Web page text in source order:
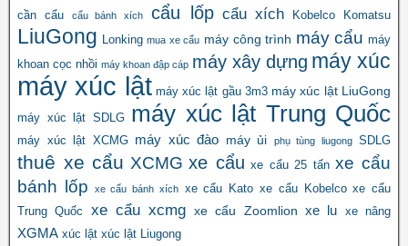
cần cẩu cẩu bánh xích cẩu lốp cẩu xích Kobelco Komatsu
LiuGong Lonking mua xe cẩu máy công trình máy cẩu máy
khoan cọc nhồi máy khoan đập cáp máy xây dựng máy xúc
máy xúc lật máy xúc lật gầu 3m3 máy xúc lật LiuGong
máy xúc lật SDLG máy xúc lật Trung Quốc
máy xúc lật XCMG máy xúc đào máy ủi phụ tùng liugong SDLG
thuê xe cẩu XCMG xe cẩu xe cẩu 25 tấn xe cẩu
bánh lốp
xe cẩu bánh xích xe cẩu Kato xe cẩu Kobelco xe cẩu
Trung Quốc
xe cẩu xcmg xe cẩu Zoomlion xe lu xe nâng
XGMA xúc lật xúc lật Liugong